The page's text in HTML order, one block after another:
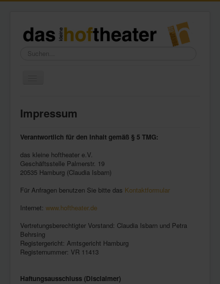
Suchen...
Wir über uns
Freundeskreis
Galerie
Presse
Kontakt
Impressum
Verantwortlich für den Inhalt gemäß § 5 TMG:
das kleine hoftheater e.V.
Geschäftsstelle Palmerstr. 19
20535 Hamburg (Claudia Isbarn)
Für Anfragen benutzen Sie bitte das Kontaktformular
Internet: www.hoftheater.de
Vertretungsberechtigter Vorstand: Claudia Isbarn und Petra
Behrsing
Registergericht: Amtsgericht Hamburg
Registernummer: VR 11413
Haftungsausschluss (Disclaimer)